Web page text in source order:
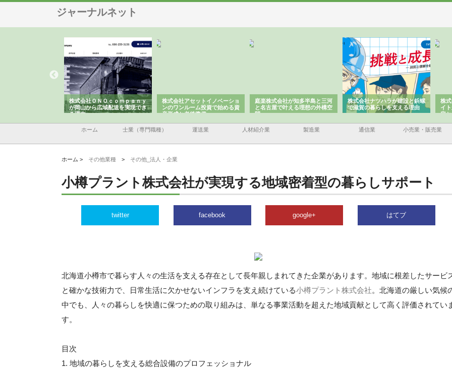
ジャーナルネット
株式会社ＯＮＯｃｏｍｐａｎｙ
が岡山から広域配送を実現でき
る理由
株式会社アセットイノベーショ
ンのワンルーム投資で始める資
産形成と老後準備
庭楽株式会社が知多半島と三河
と名古屋で叶える理想の外構空
間
株式会社ナツハラが建設と鋲螺
で滋賀の暮らしを支える理由
株
イ
容
ホーム 士業（専門職種） 運送業 人材紹介業 製造業 通信業 小売業・販売業
ホーム > その他業種 > その他_法人・企業
小樽プラント株式会社が実現する地域密着型の暮らしサポート
twitter facebook google+ はてブ
北海道小樽市で暮らす人々の生活を支える存在として長年親しまれてきた企業があります。地域に根差したサービ
と確かな技術力で、日常生活に欠かせないインフラを支え続けている小樽プラント株式会社。北海道の厳しい気候
中でも、人々の暮らしを快適に保つための取り組みは、単なる事業活動を超えた地域貢献として高く評価されてい
す。
目次
1. 地域の暮らしを支える総合設備のプロフェッショナル